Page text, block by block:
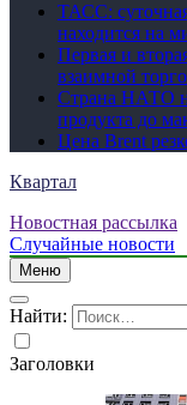
ТАСС:
находится на
Первая и
взаимной
Страна НАТО
продукта до
Цена Brent
Квартал
Новостная рассылка
Случайные новости
Меню
Найти:
Заголовки